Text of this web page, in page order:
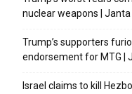
nuclear weapons |
Trump’s supporters
endorsement for MTG |
Israel claims to kill